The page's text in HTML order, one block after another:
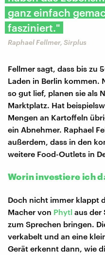
ganz einfach
fasziniert."
Raphael Fellmer, Sirplus
Fellmer sagt, dass bis zu
Laden in Berlin kommen.
so gut lief, planen sie als
Marktplatz. Hat
Mengen an Kartoffeln
ein Abnehmer. Raphael
außerdem, dass in den
weitere Food-Outlets in
Worin investiere ich
Doch nicht immer klappt
Macher von Phytl aus der
zum Sprechen bringen.
verkabelt und an eine
Gerät erkennt dann, wie